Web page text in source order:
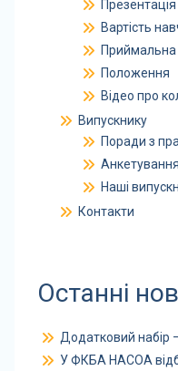
Вартість
Приймальна
Положення
Відео про
Випускнику
Поради з
Наші
Контакти
Останні
Додатковий набір
У ФКБА НАСОА